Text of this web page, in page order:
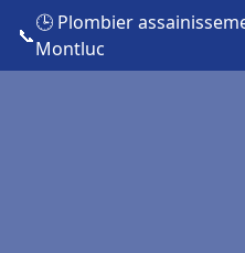
📞
🕒 Plombier
Montluc